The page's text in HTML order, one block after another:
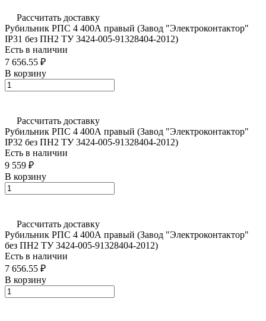
Рассчитать доставку
Рубильник РПС 4 400А правый (Завод "Электроконтактор"
IP31 без ПН2 ТУ 3424-005-91328404-2012)
Есть в наличии
7 656.55 ₽
В корзину
Рассчитать доставку
Рубильник РПС 4 400А правый (Завод "Электроконтактор"
IP32 без ПН2 ТУ 3424-005-91328404-2012)
Есть в наличии
9 559 ₽
В корзину
Рассчитать доставку
Рубильник РПС 4 400А правый (Завод "Электроконтактор"
без ПН2 ТУ 3424-005-91328404-2012)
Есть в наличии
7 656.55 ₽
В корзину